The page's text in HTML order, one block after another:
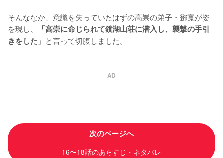
そんななか、意識を失っていたはずの高崇の弟子・鄧寬が姿
を現し、
「高崇に命じられて鏡湖山荘に潜入し、襲撃の手引
きをした」 と言って切腹しました。
AD
次のページへ
16〜18話のあらすじ・ネタバレ